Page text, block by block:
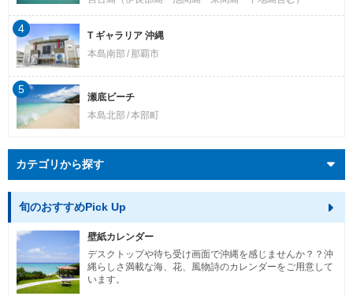
T ギャラリア 沖縄
本島南部
那覇市
4
瀬底ビーチ
本島北部 本部町
5
カテゴリから探す
旬のおすすめPick Up
壁紙カレンダー
デスクトップや待ち受け画面で沖縄を感じませんか？？沖
縄らしさ満載な海、花、風物詩のカレンダーをご用意して
います。